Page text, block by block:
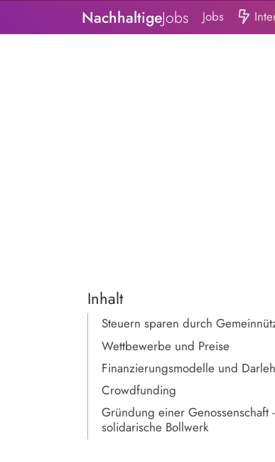
NachhaltigeJobs Jobs
Inhalt
Steuern sparen durch
Wettbewerbe und Preise
Finanzierungsmodelle und
Crowdfunding
Gründung einer Genossenschaft
solidarische Bollwerk